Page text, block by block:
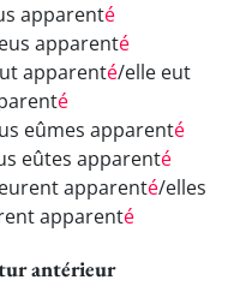
apparenté
apparenté
apparenté/elle eut
é
eûmes apparenté
eûtes apparenté
apparenté/elles
apparenté
antérieur